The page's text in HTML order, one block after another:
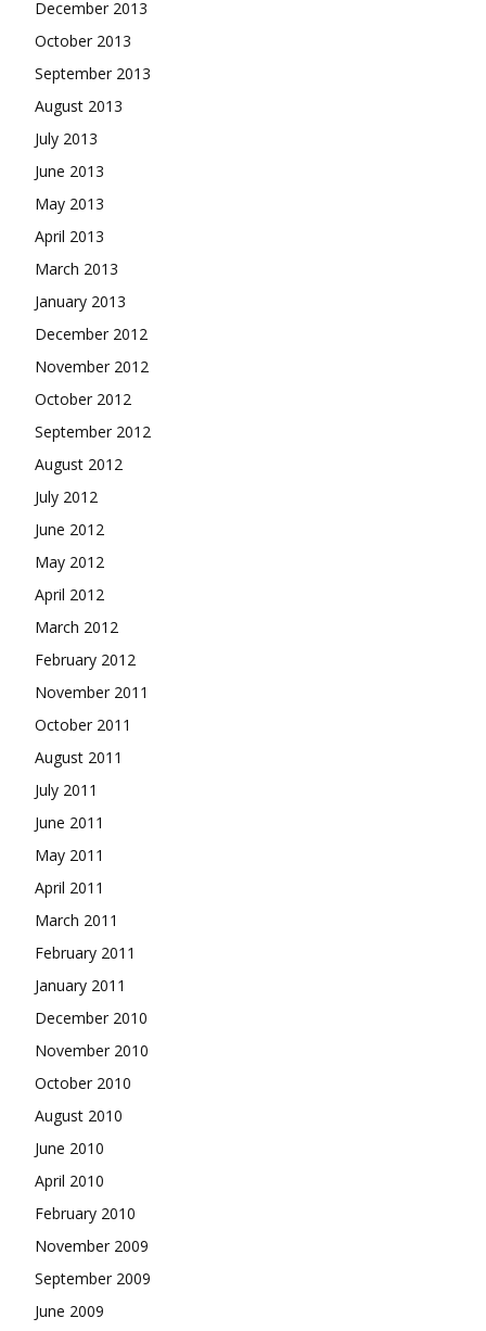
December 2013
October 2013
September 2013
August 2013
July 2013
June 2013
May 2013
April 2013
March 2013
January 2013
December 2012
November 2012
October 2012
September 2012
August 2012
July 2012
June 2012
May 2012
April 2012
March 2012
February 2012
November 2011
October 2011
August 2011
July 2011
June 2011
May 2011
April 2011
March 2011
February 2011
January 2011
December 2010
November 2010
October 2010
August 2010
June 2010
April 2010
February 2010
November 2009
September 2009
June 2009